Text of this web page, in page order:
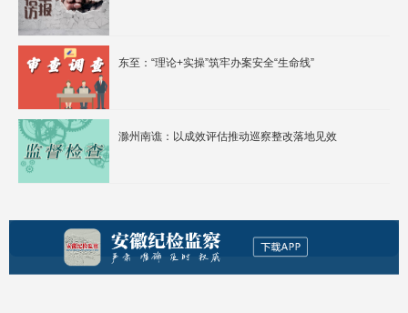
东至：“理论+实操”筑牢办案安全“生命线”
滁州南谯：以成效评估推动巡察整改落地见效